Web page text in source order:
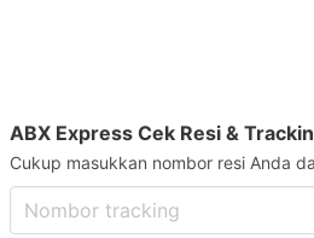
ABX Express Cek Resi &
Cukup masukkan nombor resi Anda